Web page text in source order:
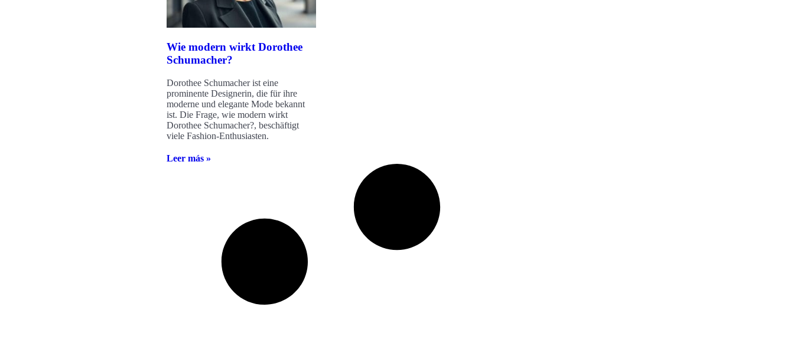
Wie modern wirkt Dorothee
Schumacher?
Dorothee Schumacher ist eine
prominente Designerin, die für ihre
moderne und elegante Mode bekannt
ist. Die Frage, wie modern wirkt
Dorothee Schumacher?, beschäftigt
viele Fashion-Enthusiasten.
Leer más »